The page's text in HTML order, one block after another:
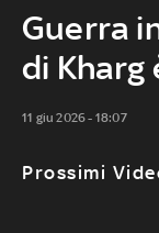
Guerra
di
11 giu 2026 - 18:07
Prossimi